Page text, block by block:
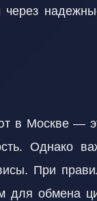
через
в Москве —
Однако
При
для обмена